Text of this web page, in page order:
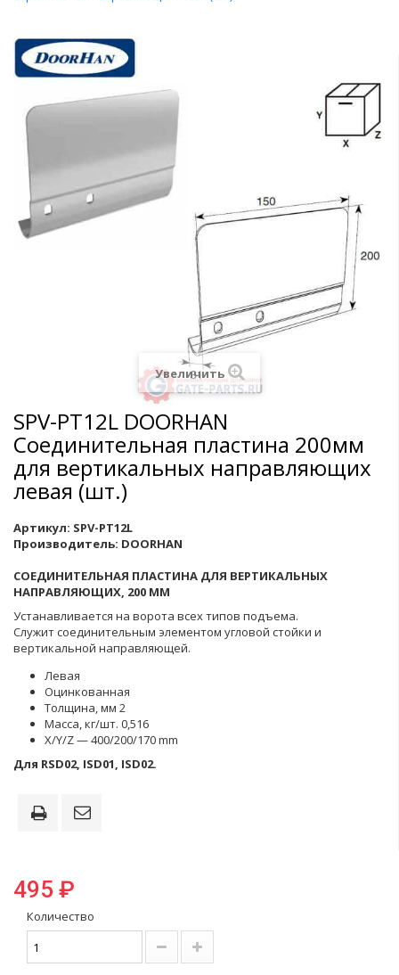
Увеличить
SPV-PT12L DOORHAN
Соединительная пластина 200мм
для вертикальных направляющих
левая (шт.)
Артикул: SPV-PT12L
Производитель: DOORHAN
СОЕДИНИТЕЛЬНАЯ ПЛАСТИНА ДЛЯ ВЕРТИКАЛЬНЫХ
НАПРАВЛЯЮЩИХ, 200 ММ
Устанавливается на ворота всех типов подъема.
Служит соединительным элементом угловой стойки и
вертикальной направляющей.
Левая
Оцинкованная
Толщина, мм 2
Масса, кг/шт. 0,516
X/Y/Z — 400/200/170 mm
Для RSD02, ISD01, ISD02.
495 ₽
Количество